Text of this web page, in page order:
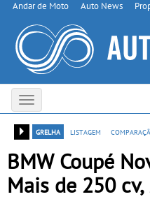
Andar de Moto Auto News
Toggle
navigation
grelha
listagem
BMW Coupé
Mais de 250